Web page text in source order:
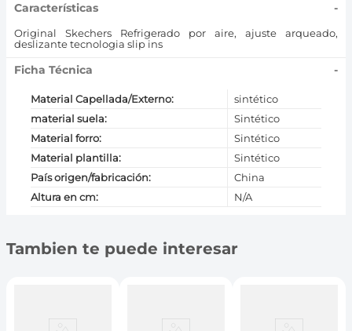
Características -
Original Skechers Refrigerado por aire, ajuste arqueado,
deslizante tecnologia slip ins
Ficha Técnica -
Material Capellada/Externo:
sintético
material suela:
Sintético
Material forro:
Sintético
Material plantilla:
Sintético
País origen/fabricación:
China
Altura en cm: N/A
Tambien te puede interesar